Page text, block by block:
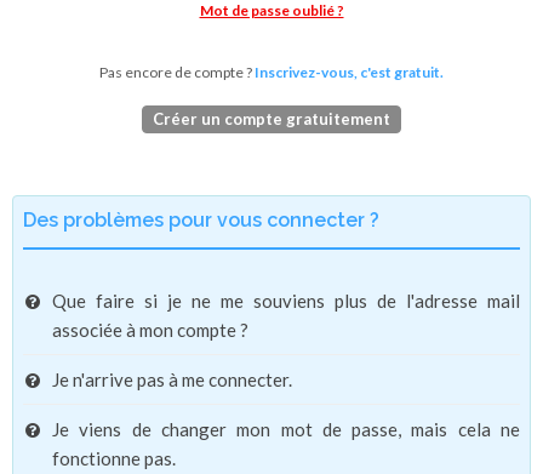
Mot de passe oublié ?
Pas encore de compte ? Inscrivez-vous, c'est gratuit.
Créer un compte gratuitement
Des problèmes pour vous connecter ?
Que faire si je ne me souviens plus de l'adresse mail
associée à mon compte ?
Je n'arrive pas à me connecter.
Je viens de changer mon mot de passe, mais cela ne
fonctionne pas.